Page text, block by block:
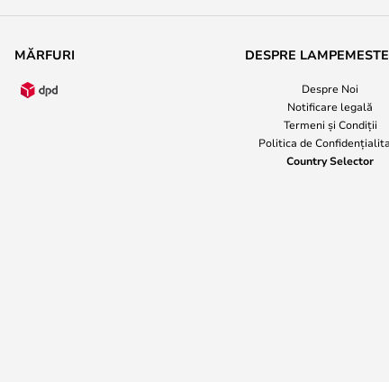
MĂRFURI DESPRE
Despre Noi
Notificare legală
Termeni și Condiții
Politica de
Country Selector